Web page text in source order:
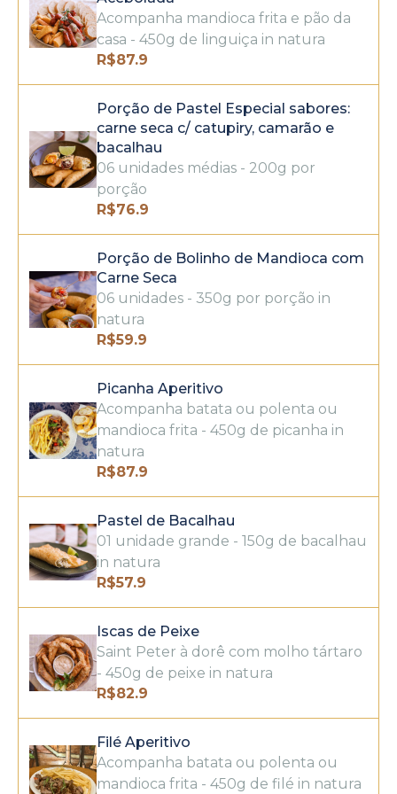
Acompanha mandioca frita e pão da
casa - 450g de linguiça in natura
R$87.9
Porção de Pastel Especial sabores:
carne seca c/ catupiry, camarão e
bacalhau
06 unidades médias - 200g por
porção
R$76.9
Porção de Bolinho de Mandioca com
Carne Seca
06 unidades - 350g por porção in
natura
R$59.9
Picanha Aperitivo
Acompanha batata ou polenta ou
mandioca frita - 450g de picanha in
natura
R$87.9
Pastel de Bacalhau
01 unidade grande - 150g de bacalhau
in natura
R$57.9
Iscas de Peixe
Saint Peter à dorê com molho tártaro
- 450g de peixe in natura
R$82.9
Filé Aperitivo
Acompanha batata ou polenta ou
mandioca frita - 450g de filé in natura